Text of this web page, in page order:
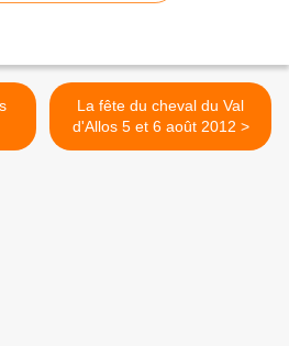
La fête du cheval du Val
d'Allos 5 et 6 août 2012 >